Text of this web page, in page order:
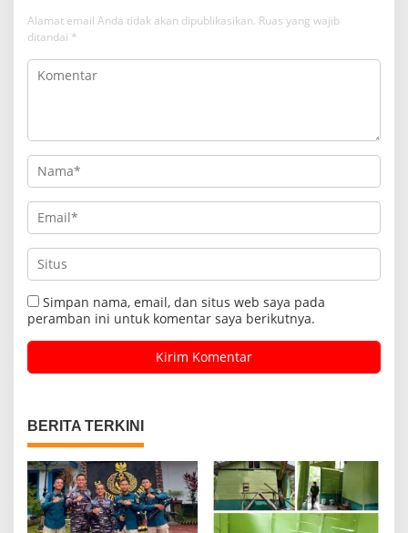
Alamat email Anda tidak akan dipublikasikan. Ruas yang wajib
ditandai *
Simpan nama, email, dan situs web saya pada
peramban ini untuk komentar saya berikutnya.
BERITA TERKINI